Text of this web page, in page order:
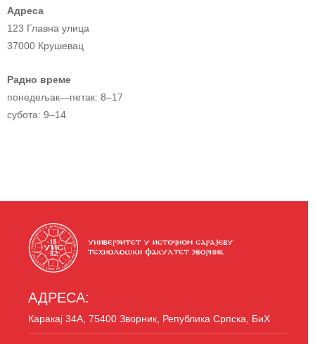
Адреса
123 Главна улица
37000 Крушевац
Радно време
понедељак—петак: 8–17
субота: 9–14
АДРЕСА:
Каракај 34A, 75400 Зворник, Република Српска, БиХ